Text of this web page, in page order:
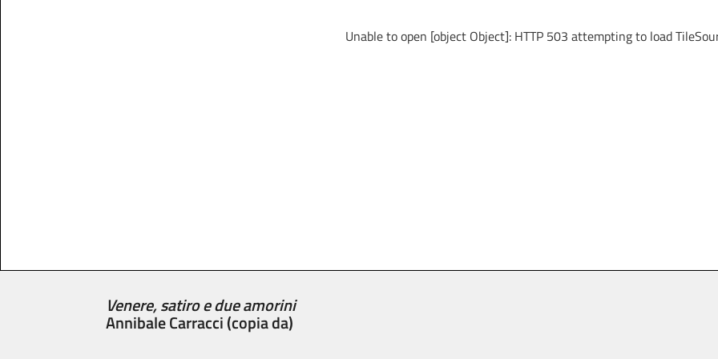
Unable to open [object Object]: HTTP 503 attempting to load
Venere, satiro e due amorini
Annibale Carracci (copia da)